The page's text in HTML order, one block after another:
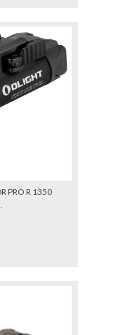
PRO R 1350